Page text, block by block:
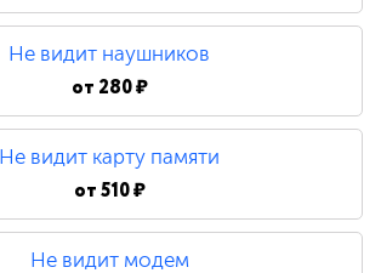
Не видит наушников
от 280 ₽
Не видит карту памяти
от510 ₽
Не видит модем